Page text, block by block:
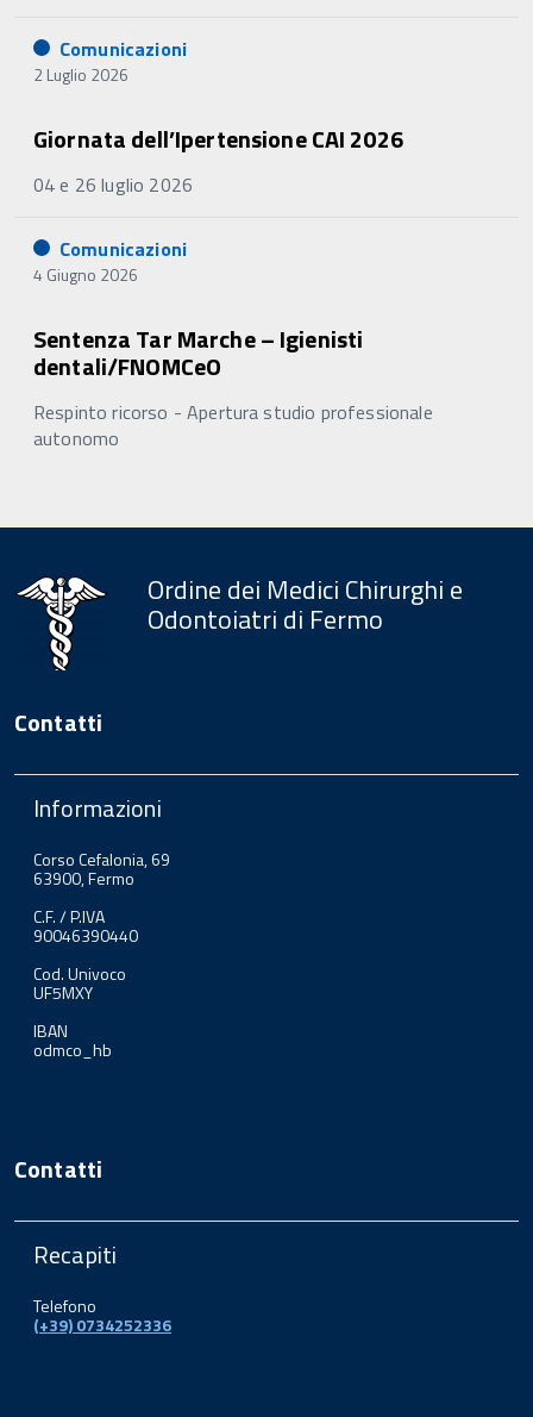
Comunicazioni
2 Luglio 2026
Giornata dell’Ipertensione CAI 2026
04 e 26 luglio 2026
Comunicazioni
4 Giugno 2026
Sentenza Tar Marche – Igienisti
dentali/FNOMCeO
Respinto ricorso - Apertura studio professionale
autonomo
Ordine dei Medici Chirurghi e
Odontoiatri di Fermo
Contatti
Informazioni
Corso Cefalonia, 69
63900, Fermo
C.F. / P.IVA
90046390440
Cod. Univoco
UF5MXY
IBAN
odmco_hb
Contatti
Recapiti
Telefono
(+39) 0734252336